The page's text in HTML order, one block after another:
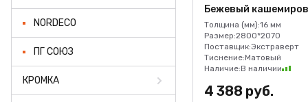
ФАНЕРА
ФУРНИТУРА
ПРОФИЛЬ АЛЮМИНИЕВЫЙ
КЛЕЙ
NORDECO
ПГ СОЮЗ
КРОМКА
Бежевый
Толщина (мм):16 мм
Размер:2800*2070
Поставщик:Экстраверт
Тиснение:Матовый
Наличие:В наличии
4 388 руб.